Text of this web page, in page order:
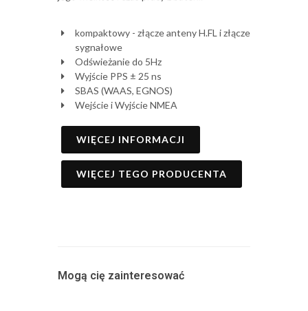
kompaktowy - złącze anteny H.FL i złącze
sygnałowe
Odświeżanie do 5Hz
Wyjście PPS ± 25 ns
SBAS (WAAS, EGNOS)
Wejście i Wyjście NMEA
WIĘCEJ INFORMACJI
WIĘCEJ TEGO PRODUCENTA
Mogą cię zainteresować